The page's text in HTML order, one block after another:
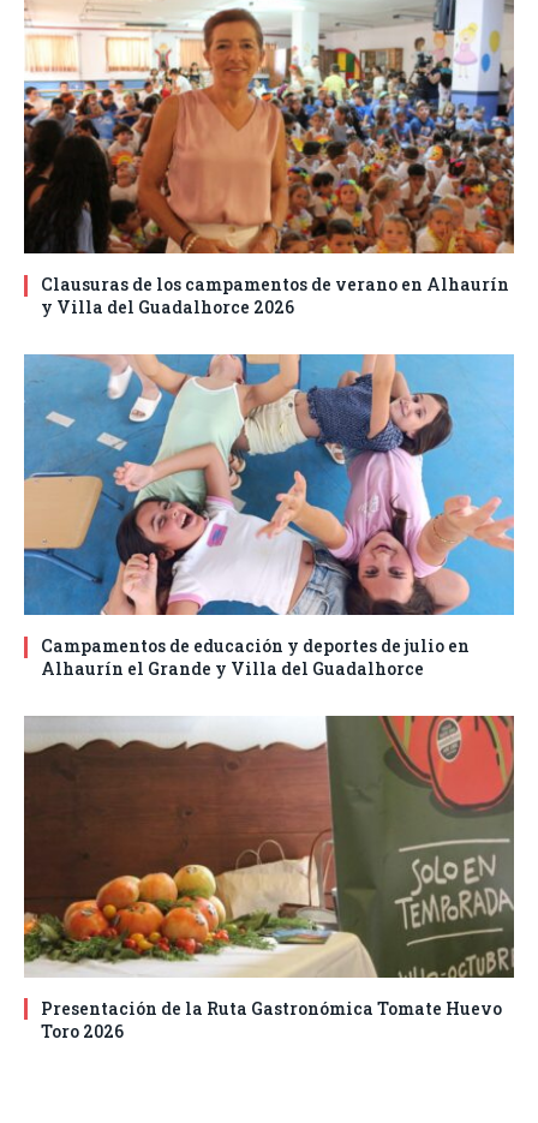
Clausuras de los campamentos de verano en Alhaurín
y Villa del Guadalhorce 2026
Campamentos de educación y deportes de julio en
Alhaurín el Grande y Villa del Guadalhorce
Presentación de la Ruta Gastronómica Tomate Huevo
Toro 2026